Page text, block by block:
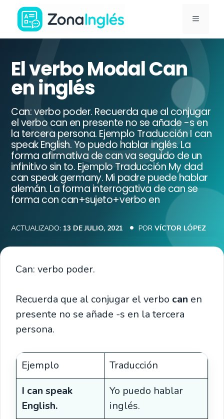
Saltar
contenido
Ir
la
portada
ZonaInglés
MENÚ
El verbo Modal Can
en inglés
Can: verbo poder. Recuerda que al conjugar
el verbo can en presente no se añade -s en
la tercera persona. Ejemplo Traducción I can
speak English. Yo puedo hablar inglés. La
forma afirmativa de can va seguido de un
infinitivo sin to. Ejemplo Traducción My dad
can speak germany. Mi padre puede hablar
alemán. La forma interrogativa de can se
forma con can+sujeto+verbo en
ACTUALIZADO: 13 DE JULIO, 2021 POR VÍCTOR LÓPEZ
Can: verbo poder.
Recuerda que al conjugar el verbo can en
presente no se añade -s en la tercera
persona.
Ejemplo
Traducción
I can speak
English.
Yo puedo hablar
inglés.